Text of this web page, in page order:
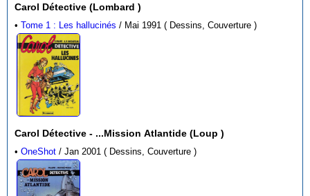
Carol Détective (Lombard )
•Tome 1 : Les hallucinés / Mai 1991 ( Dessins, Couverture )
Carol Détective - ...Mission Atlantide (Loup )
•OneShot / Jan 2001 ( Dessins, Couverture )